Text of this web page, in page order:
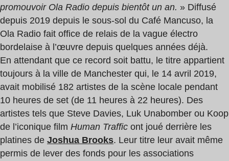
promouvoir Ola Radio depuis bientôt un an. » Diffusé
depuis 2019 depuis le sous-sol du Café Mancuso, la
Ola Radio fait office de relais de la vague électro
bordelaise à l’œuvre depuis quelques années déjà.
En attendant que ce record soit battu, le titre appartient
toujours à la ville de Manchester qui, le 14 avril 2019,
avait mobilisé 182 artistes de la scène locale pendant
10 heures de set (de 11 heures à 22 heures). Des
artistes tels que Steve Davies, Luk Unabomber ou Koop
de l’iconique film Human Traffic ont joué derrière les
platines de Joshua Brooks. Leur titre leur avait même
permis de lever des fonds pour les associations